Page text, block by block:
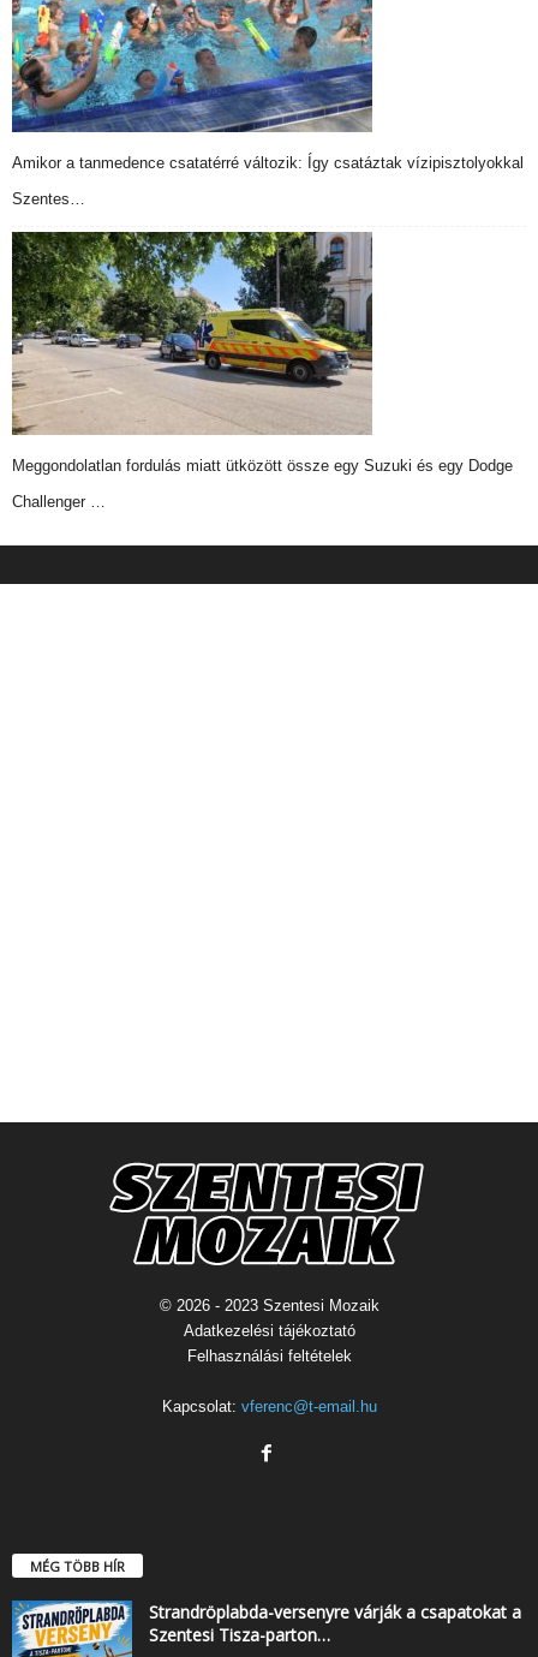
Amikor a tanmedence csatatérré változik: Így csatáztak vízipisztolyokkal
Szentes…
Meggondolatlan fordulás miatt ütközött össze egy Suzuki és egy Dodge
Challenger …
© 2026 - 2023 Szentesi Mozaik
Adatkezelési tájékoztató
Felhasználási feltételek
Kapcsolat: vferenc@t-email.hu
MÉG TÖBB HÍR
Strandröplabda-versenyre várják a csapatokat a
Szentesi Tisza-parton…